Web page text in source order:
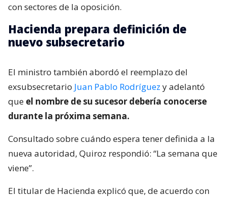
con sectores de la oposición.
Hacienda prepara definición de
nuevo subsecretario
El ministro también abordó el reemplazo del
exsubsecretario Juan Pablo Rodríguez y adelantó
que el nombre de su sucesor debería conocerse
durante la próxima semana.
Consultado sobre cuándo espera tener definida a la
nueva autoridad, Quiroz respondió: “La semana que
viene”.
El titular de Hacienda explicó que, de acuerdo con